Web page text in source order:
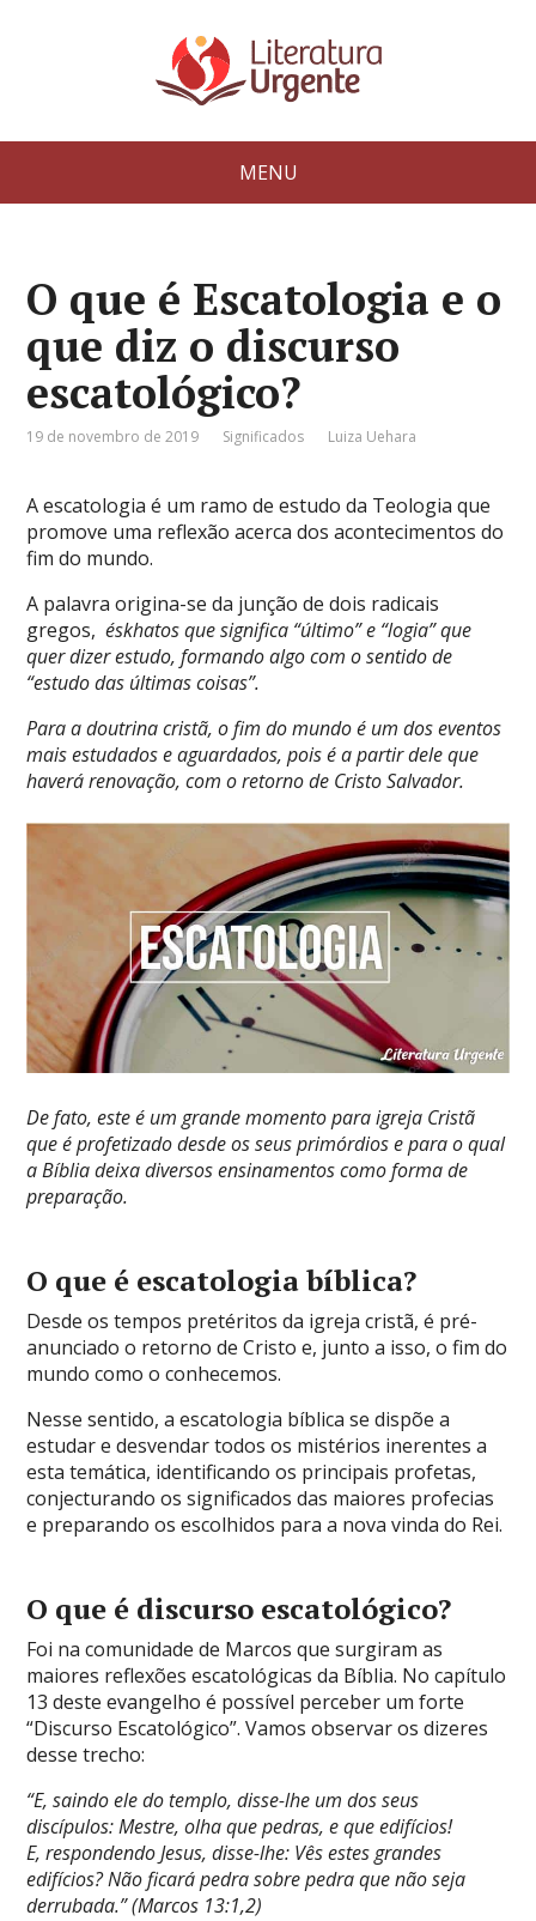
MENU
O que é Escatologia e o
que diz o discurso
escatológico?
19 de novembro de 2019 Significados Luiza Uehara
A escatologia é um ramo de estudo da Teologia que
promove uma reflexão acerca dos acontecimentos do
fim do mundo.
A palavra origina-se da junção de dois radicais
gregos, éskhatos que significa “último” e “logia” que
quer dizer estudo, formando algo com o sentido de
“estudo das últimas coisas”.
Para a doutrina cristã, o fim do mundo é um dos eventos
mais estudados e aguardados, pois é a partir dele que
haverá renovação, com o retorno de Cristo Salvador.
De fato, este é um grande momento para igreja Cristã
que é profetizado desde os seus primórdios e para o qual
a Bíblia deixa diversos ensinamentos como forma de
preparação.
O que é escatologia bíblica?
Desde os tempos pretéritos da igreja cristã, é pré-
anunciado o retorno de Cristo e, junto a isso, o fim do
mundo como o conhecemos.
Nesse sentido, a escatologia bíblica se dispõe a
estudar e desvendar todos os mistérios inerentes a
esta temática, identificando os principais profetas,
conjecturando os significados das maiores profecias
e preparando os escolhidos para a nova vinda do Rei.
O que é discurso escatológico?
Foi na comunidade de Marcos que surgiram as
maiores reflexões escatológicas da Bíblia. No capítulo
13 deste evangelho é possível perceber um forte
“Discurso Escatológico”. Vamos observar os dizeres
desse trecho:
“E, saindo ele do templo, disse-lhe um dos seus
discípulos: Mestre, olha que pedras, e que edifícios!
E, respondendo Jesus, disse-lhe: Vês estes grandes
edifícios? Não ficará pedra sobre pedra que não seja
derrubada.” (Marcos 13:1,2)